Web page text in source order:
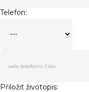
Telefon:
Přiložit životopis: